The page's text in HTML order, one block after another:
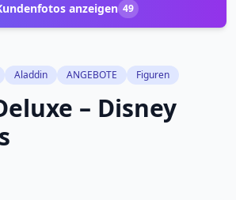
anzeigen 49
Aladdin ANGEBOTE Figuren
– Disney